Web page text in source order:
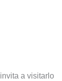
a visitarlo